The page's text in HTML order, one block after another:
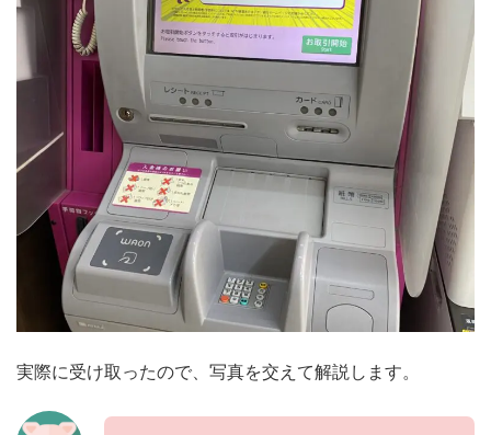
実際に受け取ったので、写真を交えて解説します。